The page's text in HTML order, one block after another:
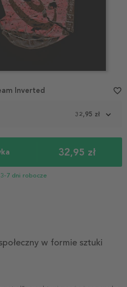
32,95 zł
32,95 zł
3-7 dni robocze
Inverted favorite_border
w formie sztuki